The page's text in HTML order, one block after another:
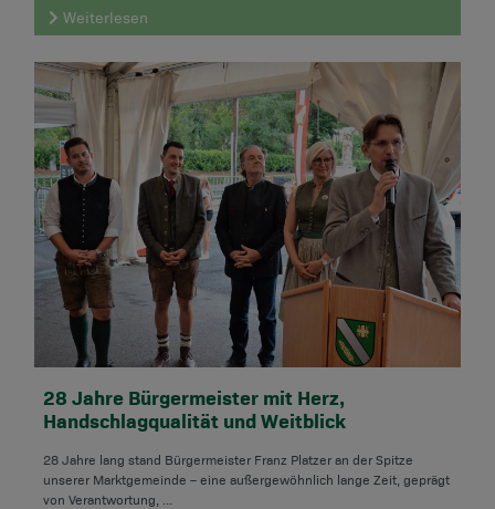
Weiterlesen
28 Jahre Bürgermeister mit Herz,
Handschlagqualität und Weitblick
28 Jahre lang stand Bürgermeister Franz Platzer an der Spitze
unserer Marktgemeinde – eine außergewöhnlich lange Zeit, geprägt
von Verantwortung, ...